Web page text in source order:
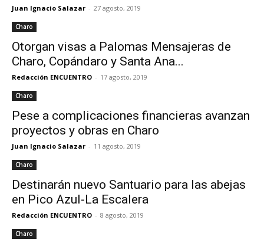
Juan Ignacio Salazar - 27 agosto, 2019
Charo
Otorgan visas a Palomas Mensajeras de
Charo, Copándaro y Santa Ana...
Redacción ENCUENTRO - 17 agosto, 2019
Charo
Pese a complicaciones financieras avanzan
proyectos y obras en Charo
Juan Ignacio Salazar - 11 agosto, 2019
Charo
Destinarán nuevo Santuario para las abejas
en Pico Azul-La Escalera
Redacción ENCUENTRO - 8 agosto, 2019
Charo